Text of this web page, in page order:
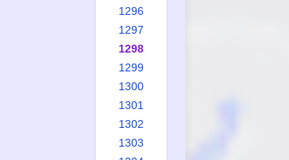
1296
1297
1298
1299
1300
1301
1302
1303